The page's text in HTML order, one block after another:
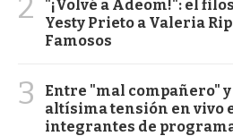
"¡Volvé a Adeom!": el
Yesty Prieto a Valeria
Famosos
3
Entre "mal compañero"
altísima tensión en vivo
integrantes de